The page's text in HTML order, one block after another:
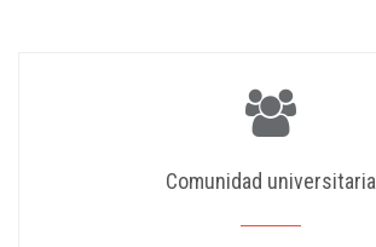
Comunidad universitaria